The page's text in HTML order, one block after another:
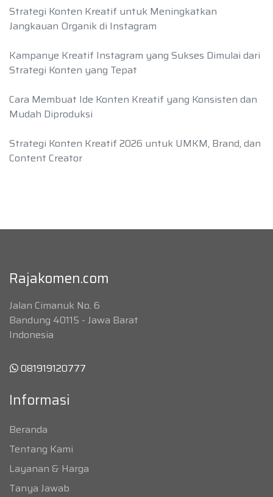
Strategi Konten Kreatif untuk Meningkatkan
Jangkauan Organik di Instagram
Kampanye Kreatif Instagram yang Sukses Dimulai dari
Strategi Konten yang Tepat
Cara Membuat Ide Konten Kreatif yang Konsisten dan
Mudah Diproduksi
Strategi Konten Kreatif 2026 untuk UMKM, Brand, dan
Content Creator
Rajakomen.com
Jalan Cimanuk No. 6
Bandung 40115 - Jawa Barat
Indonesia
081919120777
Informasi
Beranda
Tentang Kami
Layanan & Harga
Tanya Jawab